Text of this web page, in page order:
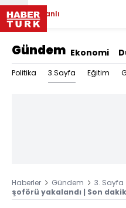
Canlı
Gündem Ekonomi
Politika 3.Sayfa Eğitim
Haberler Gündem 3. Sayfa
şoförü yakalandı | Son